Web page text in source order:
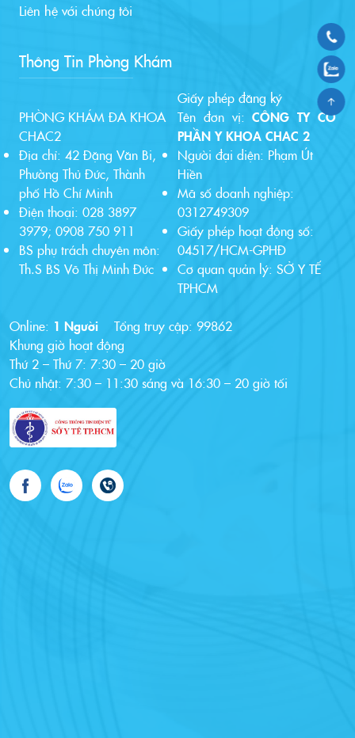
Liên hệ với chúng tôi
Thông Tin Phòng Khám
PHÒNG KHÁM ĐA KHOA
CHAC2
Địa chỉ: 42 Đặng Văn Bi,
Phường Thủ Đức, Thành
phố Hồ Chí Minh
Điện thoại: 028 3897
3979; 0908 750 911
BS phụ trách chuyên môn:
Th.S BS Võ Thị Minh Đức
Giấy phép đăng ký
Tên đơn vị:CÔNG TY CỔ
PHẦN Y KHOA CHAC 2
Người đại diện: Phạm Út
Hiền
Mã số doanh nghiệp:
0312749309
Giấy phép hoạt động số:
04517/HCM-GPHĐ
Cơ quan quản lý: SỞ Y TẾ
TPHCM
Online: 1 Người Tổng truy cập: 99862
Khung giờ hoạt động
Thứ 2 – Thứ 7: 7:30 – 20 giờ
Chủ nhật: 7:30 – 11:30 sáng và 16:30 – 20 giờ tối